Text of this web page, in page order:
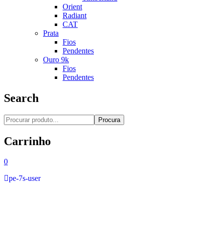
Orient
Radiant
CAT
Prata
Fios
Pendentes
Ouro 9k
Fios
Pendentes
Search
Procura
Carrinho
0
pe-7s-user